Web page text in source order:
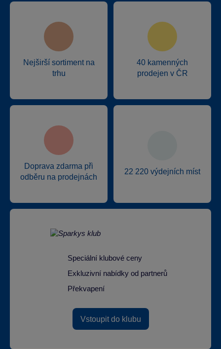
Nejširší sortiment na
trhu
40 kamenných
prodejen v ČR
Doprava zdarma při
odběru na prodejnách
22 220 výdejních míst
Speciální klubové ceny
Exkluzivní nabídky od partnerů
Překvapení
Vstoupit do klubu